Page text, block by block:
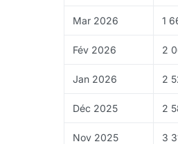
lancée en décembre
Pour devenir
millions d'ETH
sont
Lido(stETH) et
liquidité de ses
Mar 2026 1
Fév 2026 2
Jan 2026 2
Déc 2025 2
Nov 2025 3